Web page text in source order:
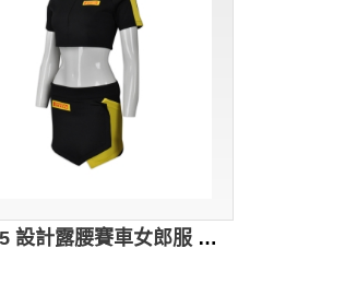
BG025 設計露腰賽車女郎服 訂購時尚個性賽車女郎服 賽車女郎套裝 SHOW GIRLS 制服 來樣訂造賽車女郎制服 車模 賽車女郎制服中心 賽車手